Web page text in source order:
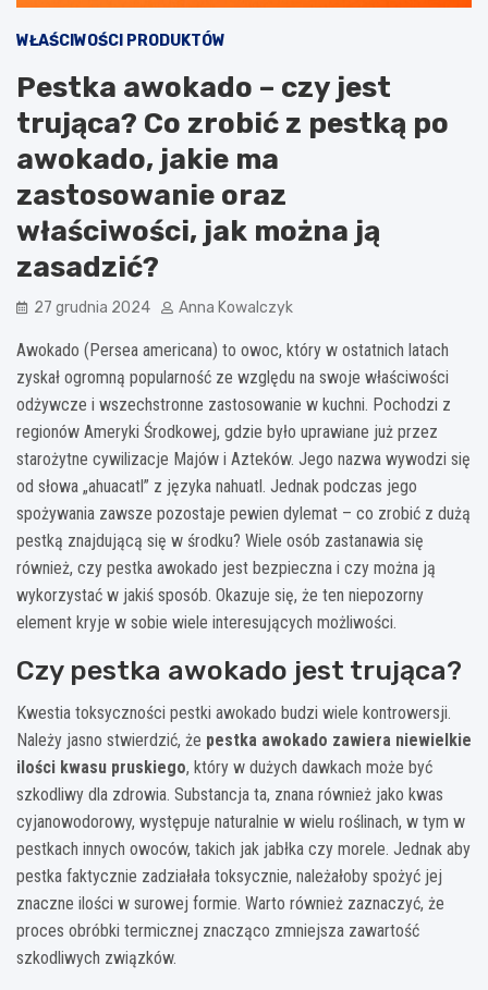
WŁAŚCIWOŚCI PRODUKTÓW
Pestka awokado – czy jest
trująca? Co zrobić z pestką po
awokado, jakie ma
zastosowanie oraz
właściwości, jak można ją
zasadzić?
27 grudnia 2024 Anna Kowalczyk
Awokado (Persea americana) to owoc, który w ostatnich latach
zyskał ogromną popularność ze względu na swoje właściwości
odżywcze i wszechstronne zastosowanie w kuchni. Pochodzi z
regionów Ameryki Środkowej, gdzie było uprawiane już przez
starożytne cywilizacje Majów i Azteków. Jego nazwa wywodzi się
od słowa „ahuacatl” z języka nahuatl. Jednak podczas jego
spożywania zawsze pozostaje pewien dylemat – co zrobić z dużą
pestką znajdującą się w środku? Wiele osób zastanawia się
również, czy pestka awokado jest bezpieczna i czy można ją
wykorzystać w jakiś sposób. Okazuje się, że ten niepozorny
element kryje w sobie wiele interesujących możliwości.
Czy pestka awokado jest trująca?
Kwestia toksyczności pestki awokado budzi wiele kontrowersji.
Należy jasno stwierdzić, że pestka awokado zawiera niewielkie
ilości kwasu pruskiego, który w dużych dawkach może być
szkodliwy dla zdrowia. Substancja ta, znana również jako kwas
cyjanowodorowy, występuje naturalnie w wielu roślinach, w tym w
pestkach innych owoców, takich jak jabłka czy morele. Jednak aby
pestka faktycznie zadziałała toksycznie, należałoby spożyć jej
znaczne ilości w surowej formie. Warto również zaznaczyć, że
proces obróbki termicznej znacząco zmniejsza zawartość
szkodliwych związków.